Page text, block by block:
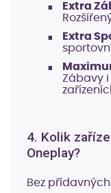
Extra
Extra
Zábavy
4. Kolik
Oneplay?
Bez